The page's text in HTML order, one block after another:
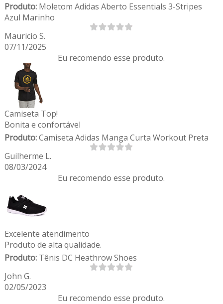
Produto:Moletom Adidas Aberto Essentials 3-Stripes
Azul Marinho
Mauricio S.
07/11/2025
Eu recomendo esse produto.
Camiseta Top!
Bonita e confortável
Produto:Camiseta Adidas Manga Curta Workout Preta
Guilherme L.
08/03/2024
Eu recomendo esse produto.
Excelente atendimento
Produto de alta qualidade.
Produto:Tênis DC Heathrow Shoes
John G.
02/05/2023
Eu recomendo esse produto.